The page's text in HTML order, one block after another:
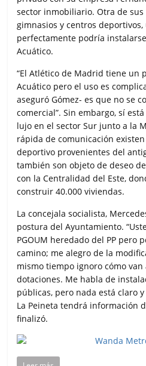
sector inmobiliario. Otra de sus
gimnasios y centros
perfectamente podría
Acuático.
“El Atlético de Madrid tiene un
Acuático pero el uso es
aseguró Gómez- es que no se
comercial”. Sin embargo, sí
lujo en el sector Sur junto a la
rápida de comunicación
deportivo provenientes del
también son objeto de deseo
con la Centralidad del Este,
construir 40.000 viviendas.
La concejala socialista,
postura del Ayuntamiento.
PGOUM heredado del PP pero
camino; me alegro de la
mismo tiempo ignoro cómo
dotaciones. Me habla de
públicas, pero nada está claro
La Peineta tendrá información
finalizó.